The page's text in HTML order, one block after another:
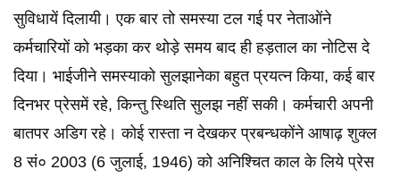
सुविधायें दिलायी। एक बार तो समस्या टल गई पर नेताओंने
कर्मचारियों को भड़का कर थोड़े समय बाद ही हड़ताल का नोटिस दे
दिया। भाईजीने समस्याको सुलझानेका बहुत प्रयत्न किया, कई बार
दिनभर प्रेसमें रहे, किन्तु स्थिति सुलझ नहीं सकी। कर्मचारी अपनी
बातपर अडिग रहे। कोई रास्ता न देखकर प्रबन्धकोंने आषाढ़ शुक्ल
8 सं० 2003 (6 जुलाई, 1946) को अनिश्चित काल के लिये प्रेस